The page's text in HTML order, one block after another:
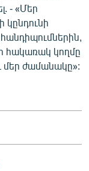
- «Մեր
հակառակ կողմը
մեր ժամանակը»: